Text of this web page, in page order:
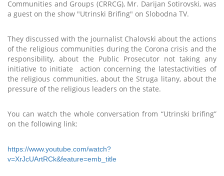
Communities and Groups (CRRCG), Mr. Darijan Sotirovski, was
a guest on the show "Utrinski Brifing" on Slobodna TV.
They discussed with the journalist Chalovski about the actions
of the religious communities duringthe Corona crisis and the
responsibility, about the Public Prosecutor not taking any
initiative to initiate
action concerning the latestactivities of
the religious communities, about the Struga litany, about the
pressure ofthe religious leaders on the state.
You can watch the whole conversation from “Utrinski brifing”
on the following link:
https://www.youtube.com/watch?
v=XrJcUArtRCk&feature=emb_title